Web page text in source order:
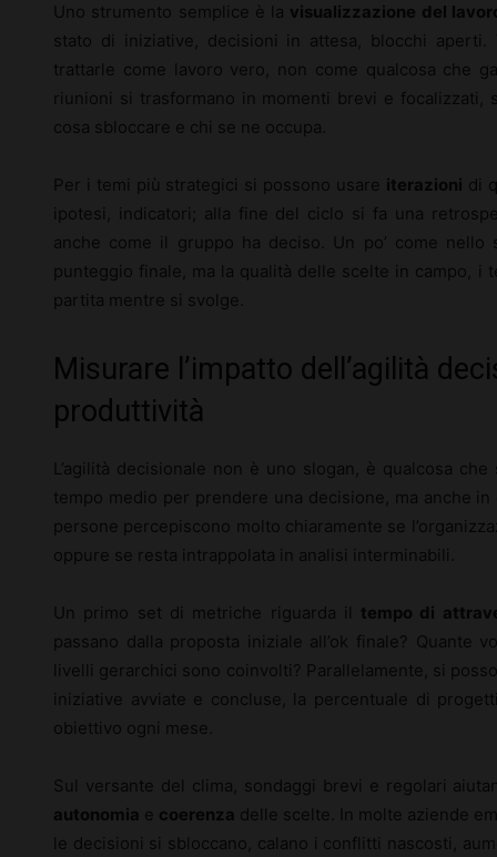
Uno strumento semplice è la visualizzazione del
stato di iniziative, decisioni in attesa, blocchi aperti.
trattarle come lavoro vero, non come qualcosa che
riunioni si trasformano in momenti brevi e focalizzati,
cosa sbloccare e chi se ne occupa.
Per i temi più strategici si possono usare iterazioni di
ipotesi, indicatori; alla fine del ciclo si fa una
anche come il gruppo ha deciso. Un po’ come
punteggio finale, ma la qualità delle scelte in campo, i
partita mentre si svolge.
Misurare l’impatto dell’agilità
produttività
L’agilità decisionale non è uno slogan, è qualcosa
tempo medio per prendere una decisione, ma anche
persone percepiscono molto chiaramente se
oppure se resta intrappolata in analisi interminabili.
Un primo set di metriche riguarda il tempo di
passano dalla proposta iniziale all’ok finale? Quante
livelli gerarchici sono coinvolti? Parallelamente, si
iniziative avviate e concluse, la percentuale di
obiettivo ogni mese.
Sul versante del clima, sondaggi brevi e regolari
autonomia e coerenza delle scelte. In molte aziende
le decisioni si sbloccano, calano i conflitti nascosti,